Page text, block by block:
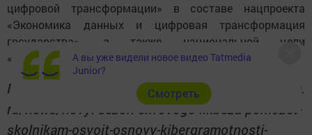
цифровой трансформации» в составе нацпроекта
«Экономика данных и цифровая трансформация
государства», а также национальной цели
«Технологическое лидерство».
Подробнее: https://www. tatar-inform.
ru/news/novyi-sezon-cifrovogo-likbeza-pomozet-
skolnikam-osvoit-osnovy-kibergramotnosti-
А вы уже видели новое видео Tatmedia
Junior?
Cмотреть